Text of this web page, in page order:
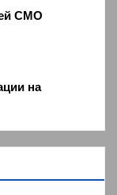
СМО
на